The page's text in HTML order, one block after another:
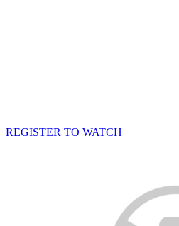
REGISTER TO WATCH